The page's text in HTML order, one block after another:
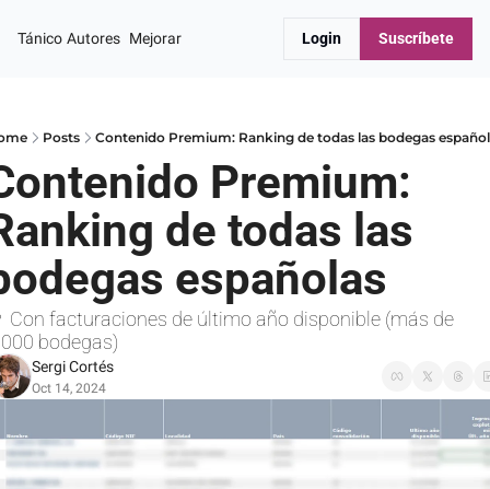
Tánico Autores Mejorar Login Suscríbete
Posts Contenido Premium: Ranking de todas las bodegas
Premium:
de todas las
españolas
Con facturaciones de último año disponible (más de
bodegas)
Sergi Cortés
Oct 14, 2024